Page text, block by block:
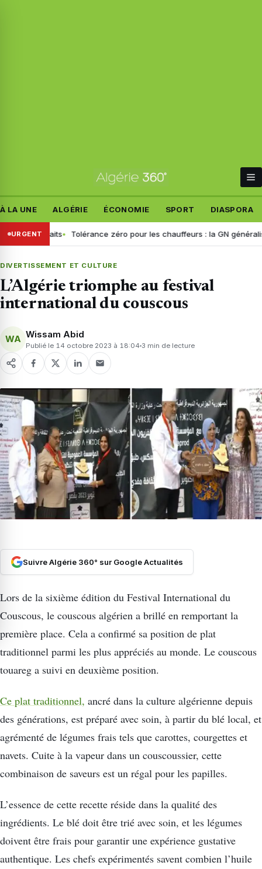
À LA UNE ALGÉRIE ÉCONOMIE SPORT DIASPORA
URGENT
faits Tolérance zéro pour les chauffeurs : la GN généralise le
DIVERTISSEMENT ET CULTURE
L’Algérie triomphe au festival
international du couscous
WA Wissam Abid
Publié le 14 octobre 2023 à 18:04 3 min de lecture
Suivre Algérie 360° sur Google Actualités
Lors de la sixième édition du Festival International du
Couscous, le couscous algérien a brillé en remportant la
première place. Cela a confirmé sa position de plat
traditionnel parmi les plus appréciés au monde. Le couscous
touareg a suivi en deuxième position.
Ce plat traditionnel, ancré dans la culture algérienne depuis
des générations, est préparé avec soin, à partir du blé local, et
agrémenté de légumes frais tels que carottes, courgettes et
navets. Cuite à la vapeur dans un couscoussier, cette
combinaison de saveurs est un régal pour les papilles.
L’essence de cette recette réside dans la qualité des
ingrédients. Le blé doit être trié avec soin, et les légumes
doivent être frais pour garantir une expérience gustative
authentique. Les chefs expérimentés savent combien l’huile